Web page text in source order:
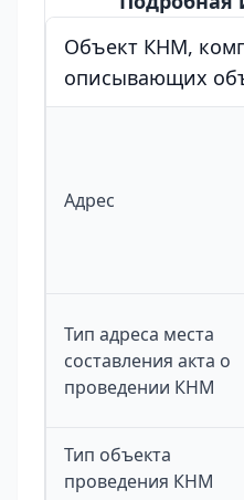
Объект КНМ,
описывающих
Адрес
Тип адреса места
составления акта о
проведении КНМ
Тип объекта
проведения КНМ